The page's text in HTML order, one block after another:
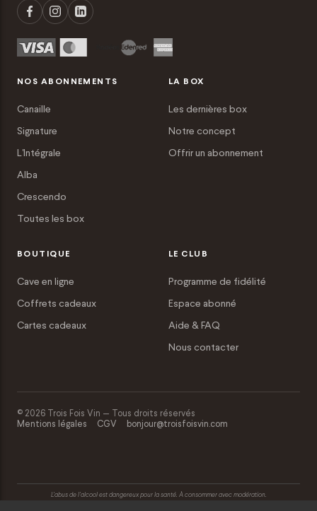
NOS ABONNEMENTS
Canaille
Signature
L'Intégrale
Alba
Crescendo
Toutes les box
LA BOX
Les dernières box
Notre concept
Offrir un abonnement
BOUTIQUE
Cave en ligne
Coffrets cadeaux
Cartes cadeaux
LE CLUB
Programme de fidélité
Espace abonné
Aide & FAQ
Nous contacter
© 2026 Trois Fois Vin — Tous droits réservés
Mentions légales
CGV bonjour@troisfoisvin.com
L’abus de l’alcool est dangereux pour la santé. À consommer avec modération.